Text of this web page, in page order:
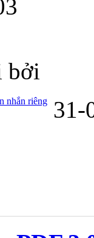
bởi
nhắn riêng 31-